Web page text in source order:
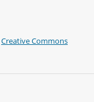
Creative Commons